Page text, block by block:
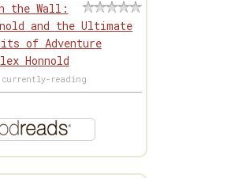
the Wall:
and the Ultimate
of Adventure
Honnold
reading